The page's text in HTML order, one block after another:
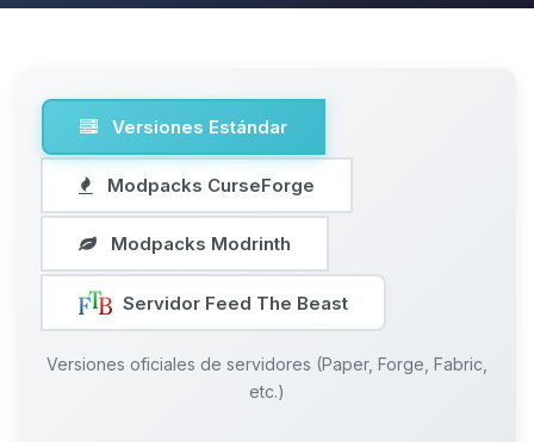
Versiones Estándar
Modpacks CurseForge
Modpacks Modrinth
Servidor Feed The Beast
Versiones oficiales de servidores (Paper, Forge, Fabric,
etc.)